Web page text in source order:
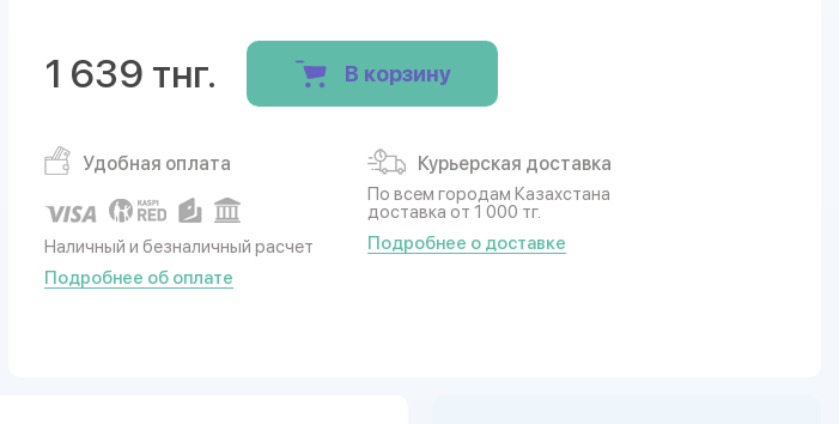
1 639 тнг. В корзину
Удобная оплата
Наличный и безналичный расчет
Подробнее об оплате
Курьерская доставка
По всем городам Казахстана
доставка от 1 000 тг.
Подробнее о доставке